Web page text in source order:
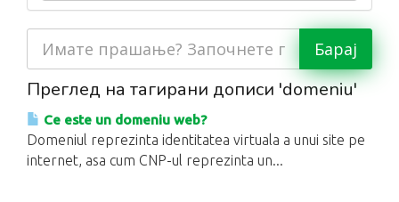
Преглед на тагирани дописи 'domeniu'
Ce este un domeniu web?
Domeniul reprezinta identitatea virtuala a unui site pe
internet, asa cum CNP-ul reprezinta un...